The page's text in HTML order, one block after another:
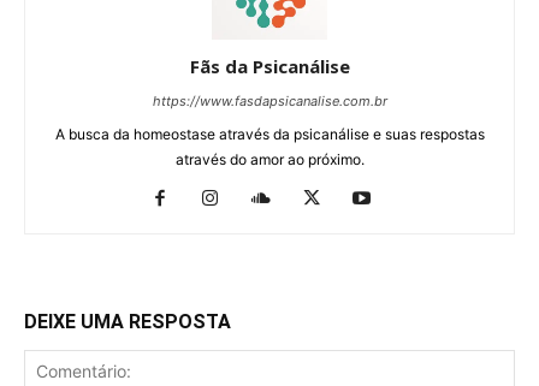
Fãs da Psicanálise
https://www.fasdapsicanalise.com.br
A busca da homeostase através da psicanálise e suas respostas
através do amor ao próximo.
DEIXE UMA RESPOSTA